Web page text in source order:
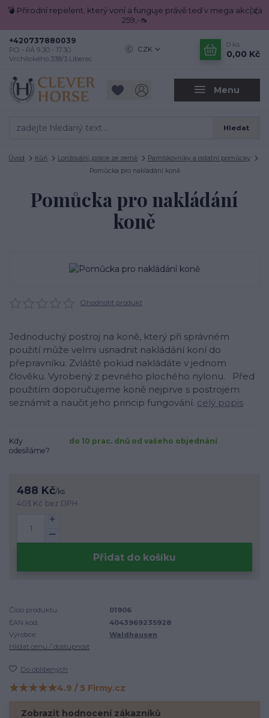
💣 Přírodní repelent, který voní a funguje právě teď v mega akci za
259,-🦟
Menu
CZK
Hledat
+420737880039
PO - PÁ 9.30 - 17.30
Vrchlického 338/3 Liberec
0 ks
0,00 Kč
Úvod Kůň Lonžování, práce ze země
Pamlskovníky a ostatní pomůcky
Pomůcka pro nakládání koně
Pomůcka pro nakládání
koně
Ohodnotit produkt
Jednoduchý postroj na koně, který při správném
použití může velmi usnadnit nakládání koní do
přepravníku. Zvláště pokud nakládáte v jednom
člověku. Vyrobený z pevného plochého nylonu. Před
použitím doporučujeme koně nejprve s postrojem
seznámit a naučit jeho princip fungování. celý popis
Kdy
odesíláme?
do 10 prac. dnů od vašeho objednání
488 Kč/ks
403 Kč bez DPH
Přidat do košíku
Číslo produktu:
01906
EAN kód:
4043969235928
Výrobce:
Waldhausen
Hlídat cenu / dostupnost
Do oblíbených
Hodnocení na Firmy.cz
★★★★★4.9 / 5 Firmy.cz
Zobrazit hodnocení zákazníků